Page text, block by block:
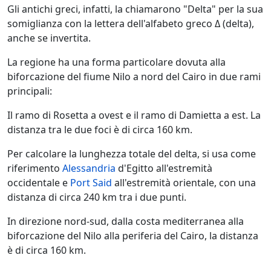
Gli antichi greci, infatti, la chiamarono "Delta" per la sua
somiglianza con la lettera dell'alfabeto greco Δ (delta),
anche se invertita.
La regione ha una forma particolare dovuta alla
biforcazione del fiume Nilo a nord del Cairo in due rami
principali:
Il ramo di Rosetta a ovest e il ramo di Damietta a est. La
distanza tra le due foci è di circa 160 km.
Per calcolare la lunghezza totale del delta, si usa come
riferimento Alessandria d'Egitto all'estremità
occidentale e Port Said all'estremità orientale, con una
distanza di circa 240 km tra i due punti.
In direzione nord-sud, dalla costa mediterranea alla
biforcazione del Nilo alla periferia del Cairo, la distanza
è di circa 160 km.